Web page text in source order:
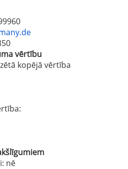
vērtību
kopējā vērtība
nē